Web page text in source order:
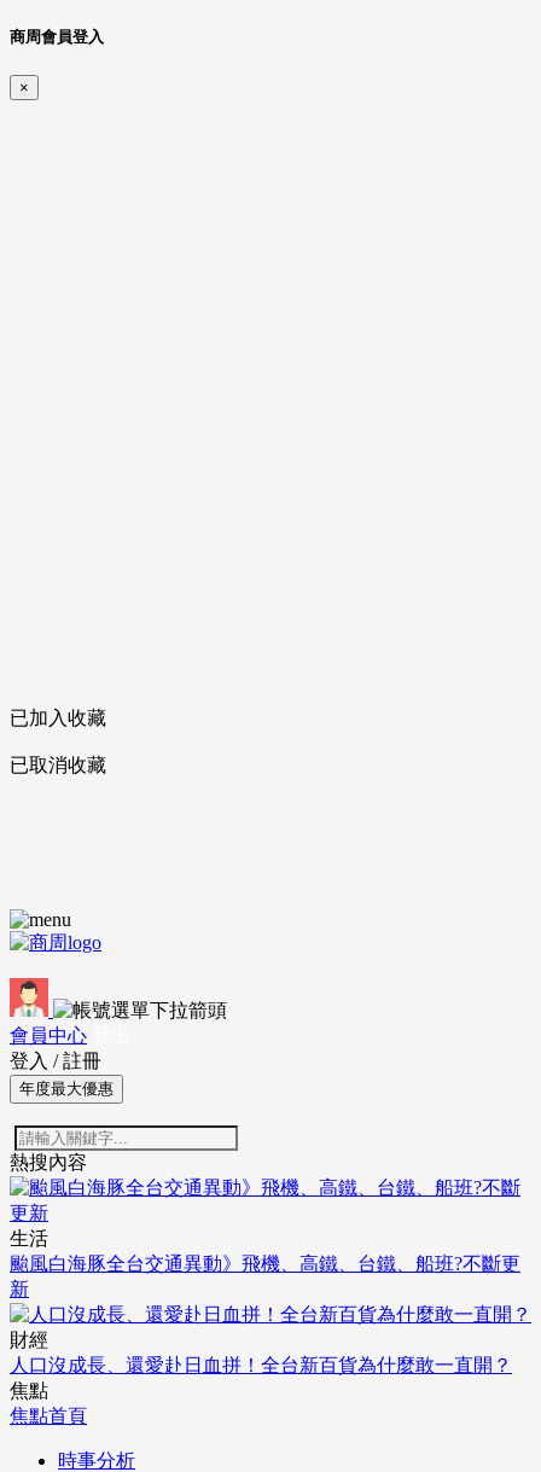
商周會員登入
×
已加入收藏
已取消收藏
會員中心
登入 / 註冊
年度最大優惠
熱搜內容
生活
颱風白海豚全台交通異動》飛機、高鐵、台鐵、船班?不斷更
新
財經
人口沒成長、還愛赴日血拼！全台新百貨為什麼敢一直開？
焦點
焦點首頁
時事分析